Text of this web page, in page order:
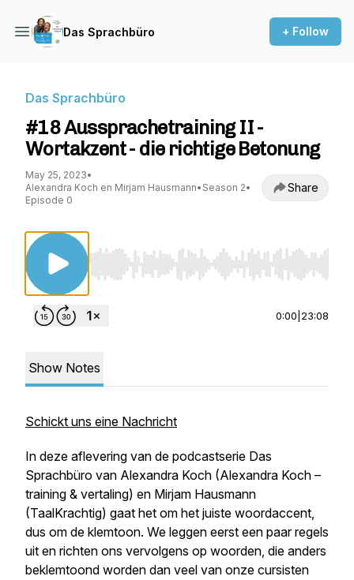
Das Sprachbüro + Follow
Das Sprachbüro
#18 Aussprachetraining II -
Wortakzent - die richtige Betonung
May 25, 2023•
Alexandra Koch en Mirjam Hausmann• Season 2•
Episode 0
Share
Use Left/Right to seek, Home/End to jump to
0:00 23:08
Show Notes
Schickt uns eine Nachricht
In deze aflevering van de podcastserie Das
Sprachbüro van Alexandra Koch (Alexandra Koch –
training & vertaling) en Mirjam Hausmann
(TaalKrachtig) gaat het om het juiste woordaccent,
dus om de klemtoon. We leggen eerst een paar regels
uit en richten ons vervolgens op woorden, die anders
beklemtoond worden dan veel van onze cursisten